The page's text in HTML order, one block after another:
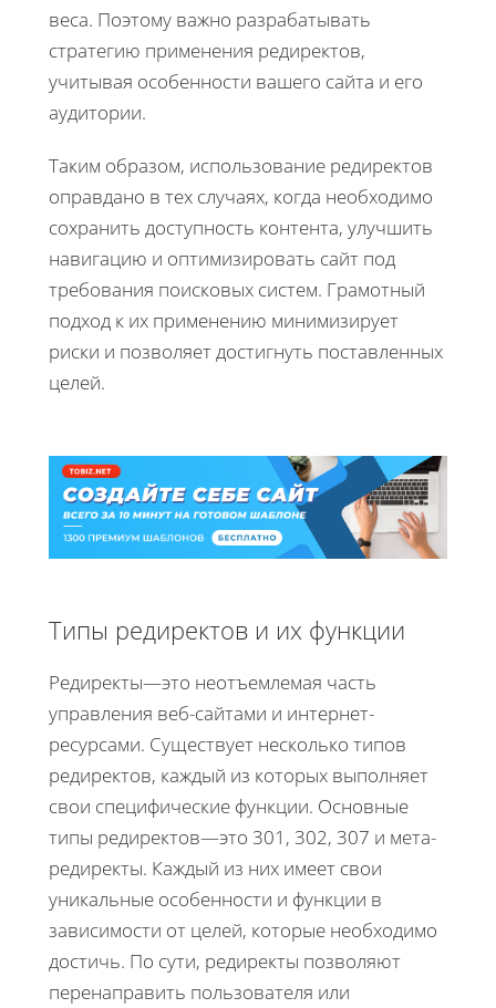
веса. Поэтому важно разрабатывать
стратегию применения редиректов,
учитывая особенности вашего сайта и его
аудитории.
Таким образом, использование редиректов
оправдано в тех случаях, когда необходимо
сохранить доступность контента, улучшить
навигацию и оптимизировать сайт под
требования поисковых систем. Грамотный
подход к их применению минимизирует
риски и позволяет достигнуть поставленных
целей.
Типы редиректов и их функции
Редиректы—это неотъемлемая часть
управления веб-сайтами и интернет-
ресурсами. Существует несколько типов
редиректов, каждый из которых выполняет
свои специфические функции. Основные
типы редиректов—это 301, 302, 307 и мета-
редиректы. Каждый из них имеет свои
уникальные особенности и функции в
зависимости от целей, которые необходимо
достичь. По сути, редиректы позволяют
перенаправить пользователя или